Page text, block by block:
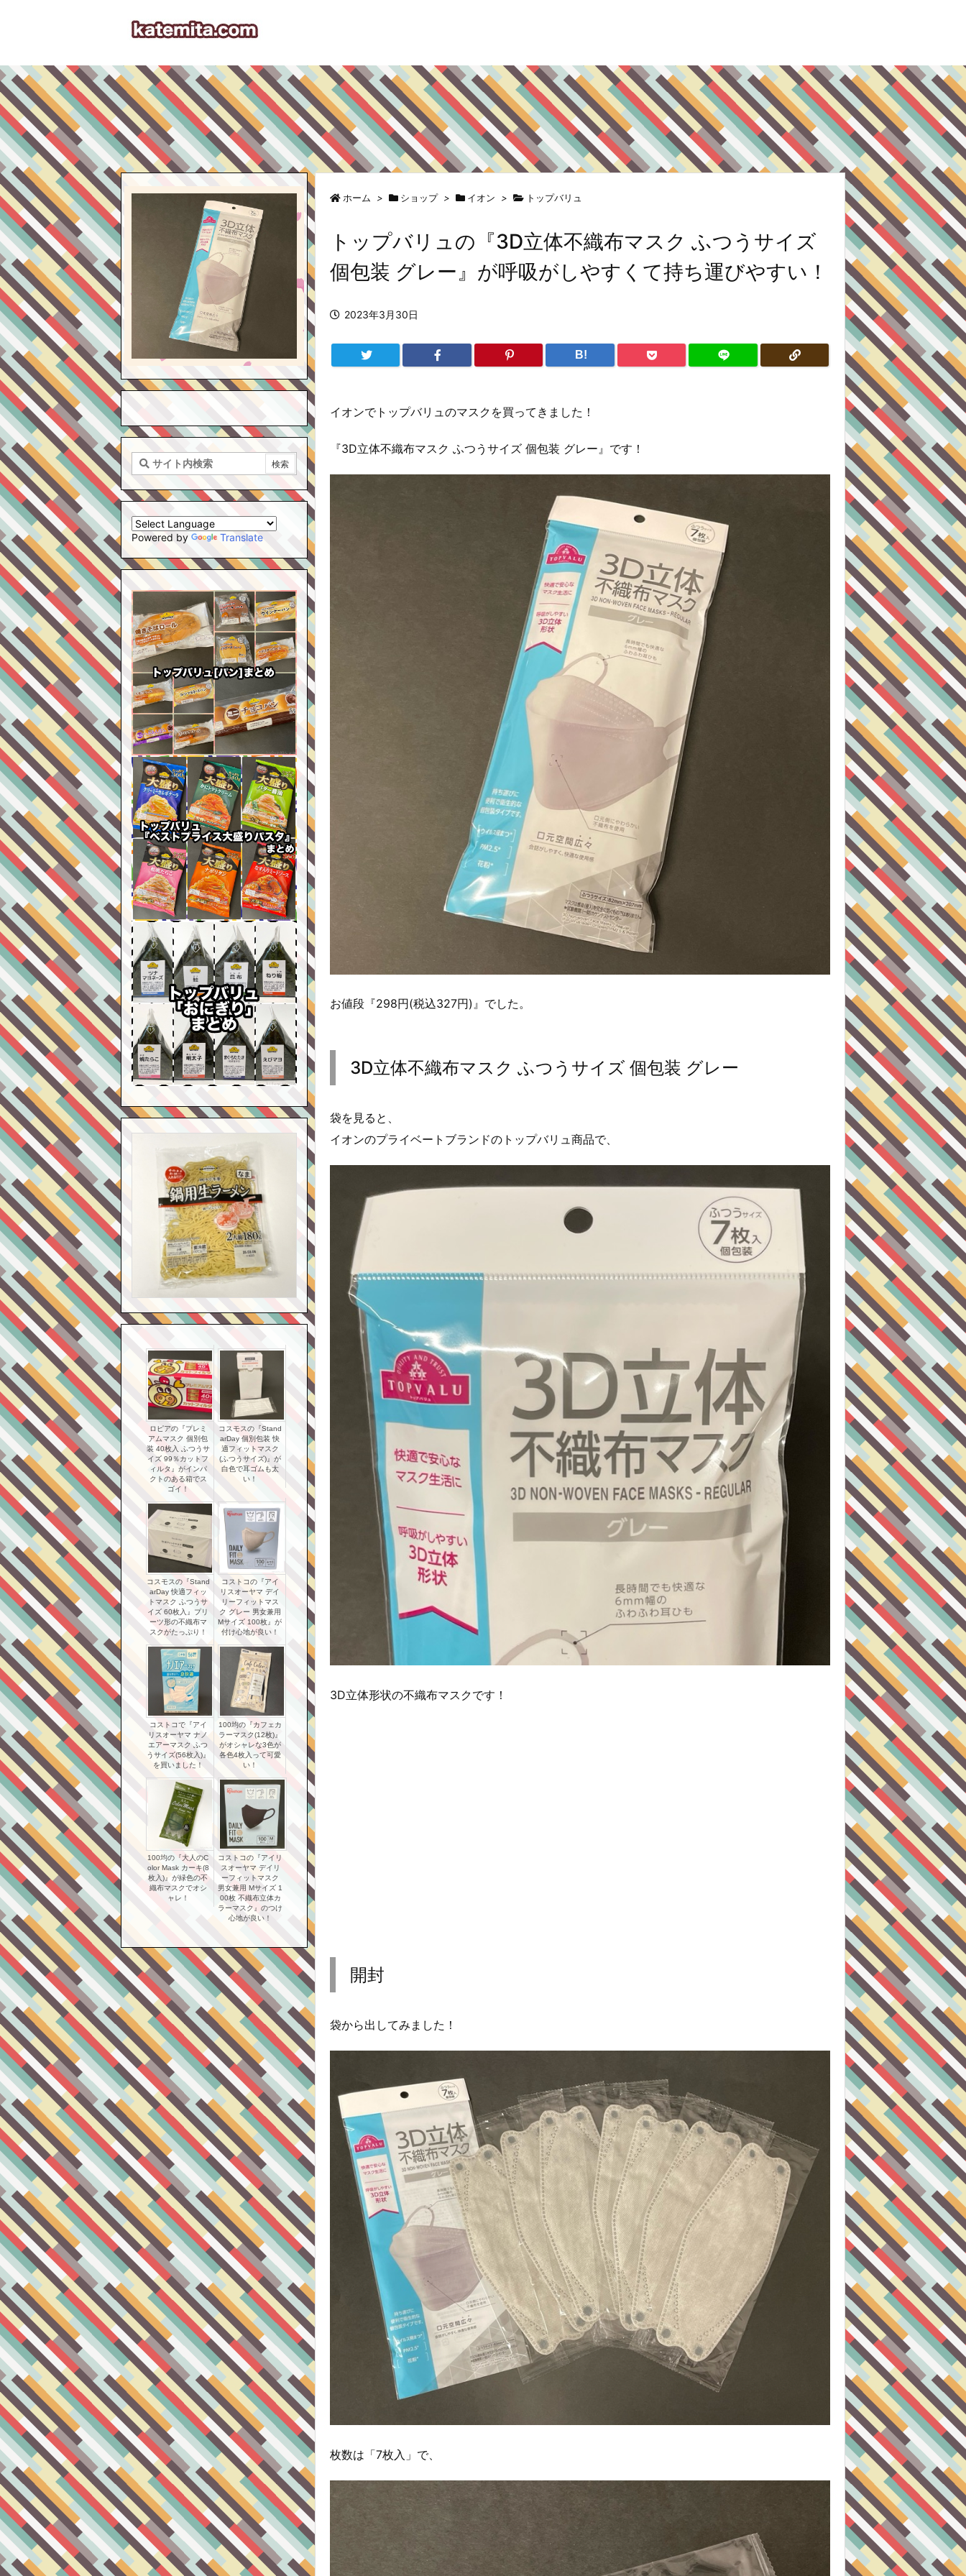
ホーム > ショップ > イオン > トップバリュ
トップバリュの『3D立体不織布マスク ふつうサイズ
個包装 グレー』が呼吸がしやすくて持ち運びやすい！
2023年3月30日
B!
イオンでトップバリュのマスクを買ってきました！
『3D立体不織布マスク ふつうサイズ 個包装 グレー』です！
お値段『298円(税込327円)』でした。
3D立体不織布マスク ふつうサイズ 個包装 グレー
袋を見ると、
イオンのプライベートブランドのトップバリュ商品で、
3D立体形状の不織布マスクです！
開封
袋から出してみました！
枚数は「7枚入」で、
Powered by Translate
ロピアの『プレミ
アムマスク 個別包
装 40枚入 ふつうサ
イズ 99％カットフ
ィルタ』がインパ
クトのある箱でス
ゴイ！
コスモスの『Stand
arDay 個別包装 快
適フィットマスク
(ふつうサイズ)』が
白色で耳ゴムも太
い！
コスモスの『Stand
arDay 快適フィッ
トマスク ふつうサ
イズ 60枚入』プリ
ーツ形の不織布マ
スクがたっぷり！
コストコの『アイ
リスオーヤマ デイ
リーフィットマス
ク グレー 男女兼用
Mサイズ 100枚』が
付け心地が良い！
コストコで『アイ
リスオーヤマ ナノ
エアーマスク ふつ
うサイズ(56枚入)』
を買いました！
100均の『カフェカ
ラーマスク(12枚)』
がオシャレな3色が
各色4枚入って可愛
い！
100均の『大人のC
olor Mask カーキ(8
枚入)』が緑色の不
織布マスクでオシ
ャレ！
コストコの『アイリ
スオーヤマ デイリ
ーフィットマスク
男女兼用 Mサイズ 1
00枚 不織布立体カ
ラーマスク』のつけ
心地が良い！